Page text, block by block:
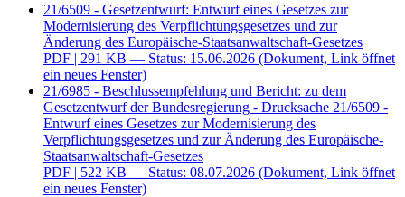
21/6509 - Gesetzentwurf: Entwurf eines Gesetzes zur
Modernisierung des Verpflichtungsgesetzes und zur
Änderung des Europäische-Staatsanwaltschaft-Gesetzes
PDF | 291 KB — Status: 15.06.2026 (Dokument, Link öffnet
ein neues Fenster)
21/6985 - Beschlussempfehlung und Bericht: zu dem
Gesetzentwurf der Bundesregierung - Drucksache 21/6509 -
Entwurf eines Gesetzes zur Modernisierung des
Verpflichtungsgesetzes und zur Änderung des Europäische-
Staatsanwaltschaft-Gesetzes
PDF | 522 KB — Status: 08.07.2026 (Dokument, Link öffnet
ein neues Fenster)